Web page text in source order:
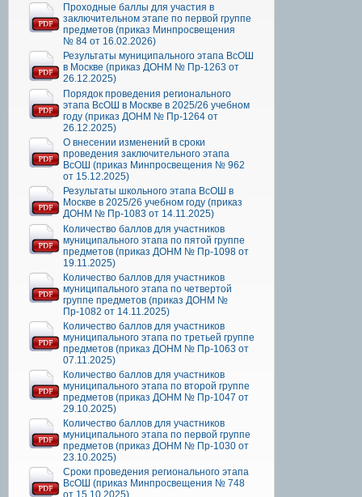
Проходные баллы для участия в
заключительном этапе по первой группе
предметов (приказ Минпросвещения
№ 84 от 16.02.2026)
Результаты муниципального этапа ВсОШ
в Москве (приказ ДОНМ № Пр-1263 от
26.12.2025)
Порядок проведения регионального
этапа ВсОШ в Москве в 2025/26 учебном
году (приказ ДОНМ № Пр-1264 от
26.12.2025)
О внесении изменений в сроки
проведения заключительного этапа
ВсОШ (приказ Минпросвещения № 962
от 15.12.2025)
Результаты школьного этапа ВсОШ в
Москве в 2025/26 учебном году (приказ
ДОНМ № Пр-1083 от 14.11.2025)
Количество баллов для участников
муниципального этапа по пятой группе
предметов (приказ ДОНМ № Пр-1098 от
19.11.2025)
Количество баллов для участников
муниципального этапа по четвертой
группе предметов (приказ ДОНМ №
Пр-1082 от 14.11.2025)
Количество баллов для участников
муниципального этапа по третьей группе
предметов (приказ ДОНМ № Пр-1063 от
07.11.2025)
Количество баллов для участников
муниципального этапа по второй группе
предметов (приказ ДОНМ № Пр-1047 от
29.10.2025)
Количество баллов для участников
муниципального этапа по первой группе
предметов (приказ ДОНМ № Пр-1030 от
23.10.2025)
Сроки проведения регионального этапа
ВсОШ (приказ Минпросвещения № 748
от 15.10.2025)